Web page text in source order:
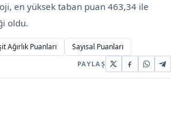
en yüksek taban puan 463,34 ile
oldu.
Ağırlık Puanları Sayısal Puanları
PAYLAŞ